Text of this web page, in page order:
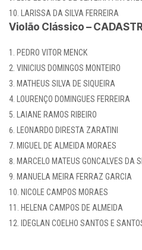
LARISSA DA SILVA FERREIRA
Violão Clássico –
PEDRO VITOR MENCK
VINICIUS DOMINGOS MONTEIRO
MATHEUS SILVA DE SIQUEIRA
LOURENÇO DOMINGUES FERREIRA
LAIANE RAMOS RIBEIRO
LEONARDO DIRESTA ZARATINI
MIGUEL DE ALMEIDA MORAES
MARCELO MATEUS GONCALVES DA
MANUELA MEIRA FERRAZ GARCIA
NICOLE CAMPOS MORAES
HELENA CAMPOS DE ALMEIDA
IDEGLAN COELHO SANTOS E